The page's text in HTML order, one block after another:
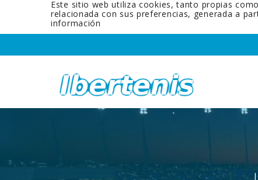
Este sitio web utiliza cookies, tanto propias
relacionada con sus preferencias, generada a
información